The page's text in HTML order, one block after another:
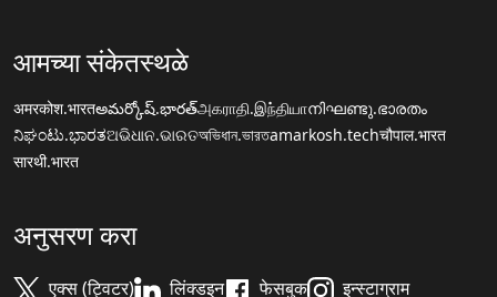
आमच्या संकेतस्थळे
अमरकोश.भारतఅమర్కోష్.భారత్அகராதி.இந்தியாനിഘണ്ടു.ഭാരതം
ನಿಘಂಟು.ಭಾರತଅଭିଧାନ.ଭାରତঅভিধান.ভারতamarkosh.techचौपाल.भारत
सारथी.भारत
अनुसरण करा
एक्स (ट्विटर) लिंक्डइन फेसबुक इन्स्टाग्राम